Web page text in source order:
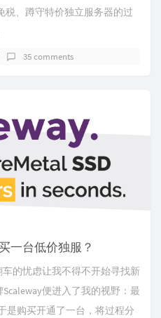
税、蹲守特价独立服务器的过
35 comments
一台低价独服？
的忧虑让我不得不开始寻找新
便进入了我的视野：最
是购买开通了一台，将过程分